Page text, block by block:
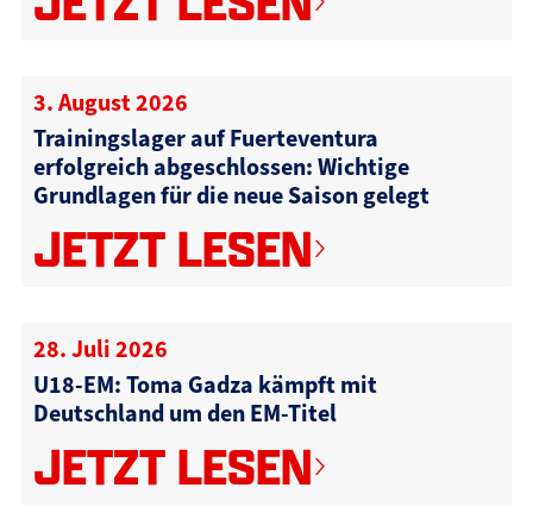
3. August 2026
Trainingslager auf Fuerteventura
erfolgreich abgeschlossen: Wichtige
Grundlagen für die neue Saison gelegt
JETZT LESEN
28. Juli 2026
U18-EM: Toma Gadza kämpft mit
Deutschland um den EM-Titel
JETZT LESEN